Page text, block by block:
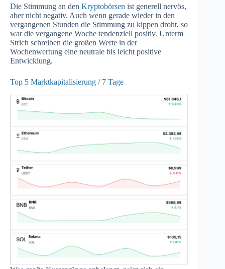
Die Stimmung an den Kryptobörsen ist generell nervös,
aber nicht negativ. Auch wenn gerade wieder in den
vergangenen Stunden die Stimmung zu kippen droht, so
war die vergangene Woche tendenziell positiv. Unterm
Strich schreiben die großen Werte in der
Wochenwertung eine neutrale bis leicht positive
Entwicklung.
Top 5 Marktkapitalisierung / 7 Tage